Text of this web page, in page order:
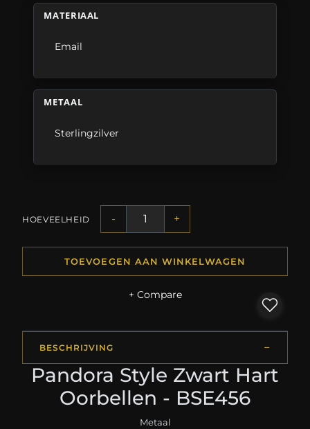
MATERIAAL
Email
METAAL
Sterlingzilver
HOEVEELHEID - +
TOEVOEGEN AAN WINKELWAGEN
+ Compare
BESCHRIJVING
Pandora Style Zwart Hart
Oorbellen - BSE456
Metaal